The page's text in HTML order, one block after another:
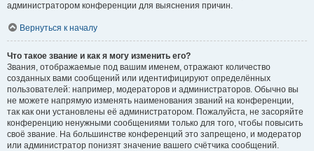
администратором конференции для выяснения причин.
Вернуться к началу
Что такое звание и как я могу изменить его?
Звания, отображаемые под вашим именем, отражают количество
созданных вами сообщений или идентифицируют определённых
пользователей: например, модераторов и администраторов. Обычно вы
не можете напрямую изменять наименования званий на конференции,
так как они установлены её администратором. Пожалуйста, не засоряйте
конференцию ненужными сообщениями только для того, чтобы повысить
своё звание. На большинстве конференций это запрещено, и модератор
или администратор понизят значение вашего счётчика сообщений.